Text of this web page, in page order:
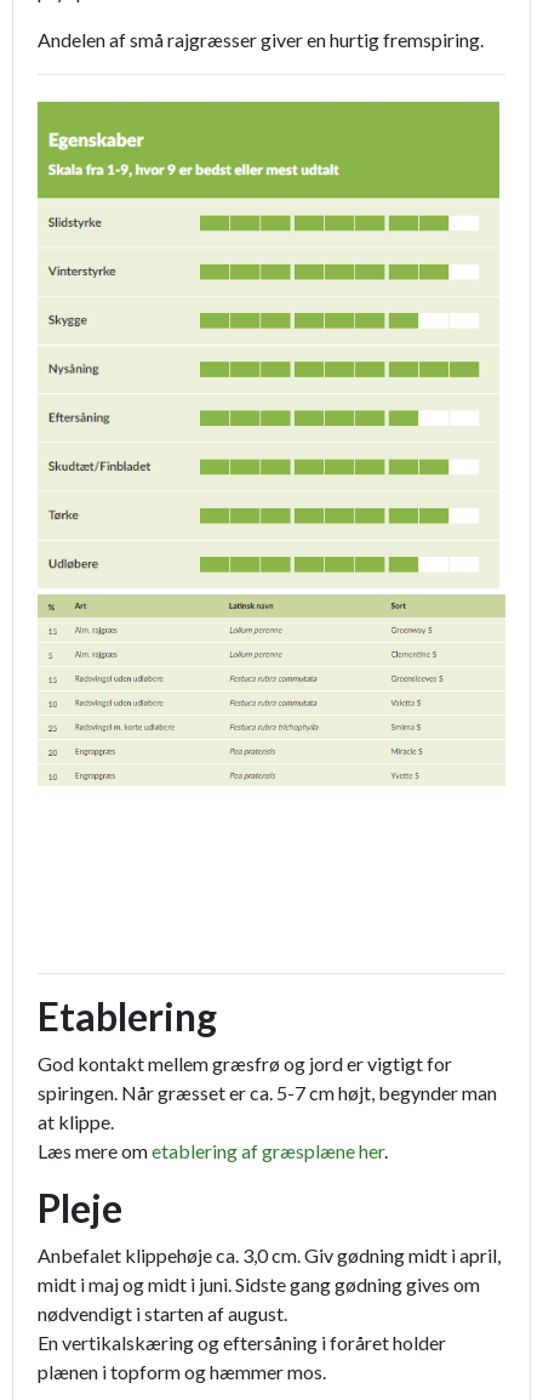
Andelen af små rajgræsser giver en hurtig fremspiring.
Etablering
God kontakt mellem græsfrø og jord er vigtigt for
spiringen. Når græsset er ca. 5-7 cm højt, begynder man
at klippe.
Læs mere ometablering af græsplæne her.
Pleje
Anbefalet klippehøje ca. 3,0 cm. Giv gødning midt i april,
midt i maj og midt i juni. Sidste gang gødning gives om
nødvendigt i starten af august.
En vertikalskæring og eftersåning i foråret holder
plænen i topform og hæmmer mos.